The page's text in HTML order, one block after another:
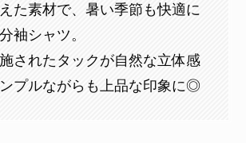
た素材で、暑い季節も快適に
袖シャツ。
されたタックが自然な立体感
プルながらも上品な印象に◎